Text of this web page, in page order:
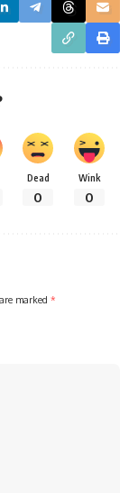
Dead
0
Wink
0
marked *